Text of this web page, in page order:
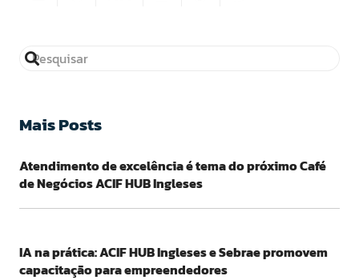
Mais Posts
Atendimento de excelência é tema do próximo Café
de Negócios ACIF HUB Ingleses
IA na prática: ACIF HUB Ingleses e Sebrae promovem
capacitação para empreendedores